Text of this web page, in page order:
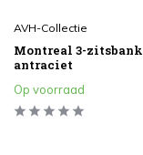
AVH-Collectie
Montreal 3-zitsbank
antraciet
Op voorraad